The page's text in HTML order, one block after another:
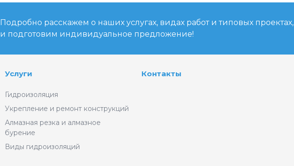
Подробно расскажем о наших услугах, видах работ и типовых
и подготовим индивидуальное предложение!
Услуги
Гидроизоляция
Укрепление и ремонт конструкций
Алмазная резка и алмазное
бурение
Виды гидроизоляций
Контакты